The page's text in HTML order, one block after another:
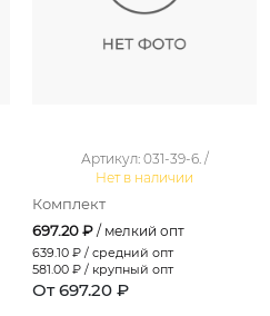
Артикул: 031-39-6. /
Нет в наличии
Комплект
697.20 ₽ / мелкий опт
639.10 ₽ / средний опт
581.00 ₽ / крупный опт
От 697.20 ₽